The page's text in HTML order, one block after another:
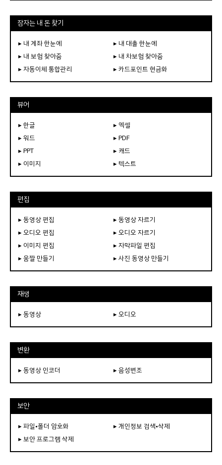
잠자는 내 돈 찾기
▸ 내 계좌 한눈에
▸ 내 대출 한눈에
▸ 내 보험 찾아줌
▸ 내 차보험 찾아줌
▸ 자동이체 통합관리
▸ 카드포인트 현금화
뷰어
▸ 한글
▸ 엑셀
▸ 워드
▸ PDF
▸ PPT
▸ 캐드
▸ 이미지
▸ 텍스트
편집
▸ 동영상 편집
▸ 동영상 자르기
▸ 오디오 편집
▸ 오디오 자르기
▸ 이미지 편집
▸ 자막파일 편집
▸ 움짤 만들기
▸ 사진 동영상 만들기
재생
▸ 동영상 ▸ 오디오
변환
▸ 동영상 인코더 ▸ 음성변조
보안
▸ 파일•폴더 암호화
▸ 개인정보 검색•삭제
▸ 보안 프로그램 삭제